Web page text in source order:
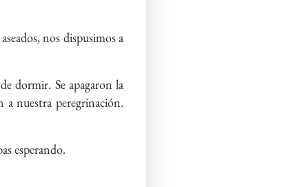
nos dispusimos a
dormir. Se apagaron la
a nuestra peregrinación.
esperando.